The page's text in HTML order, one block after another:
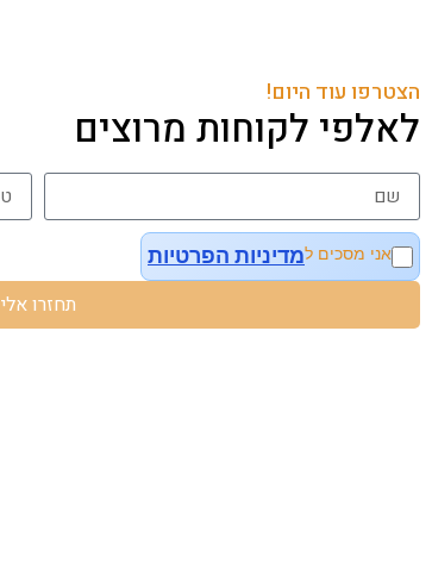
הצטרפו עוד היום!
לאלפי לקוחות מרוצים
אני מסכים למדיניות הפרטיות
תחזרו אלי